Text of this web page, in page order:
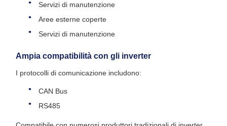
Servizi di manutenzione
Aree esterne coperte
Servizi di manutenzione
Ampia compatibilità con gli inverter
I protocolli di comunicazione includono:
CAN Bus
RS485